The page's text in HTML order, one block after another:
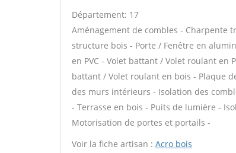
Département: 17
Aménagement de combles - Charpente
structure bois - Porte / Fenêtre en
en PVC - Volet battant / Volet roulant en
battant / Volet roulant en bois - Plaque
des murs intérieurs - Isolation des
- Terrasse en bois - Puits de lumière -
Motorisation de portes et portails -
Voir la fiche artisan : Acro bois